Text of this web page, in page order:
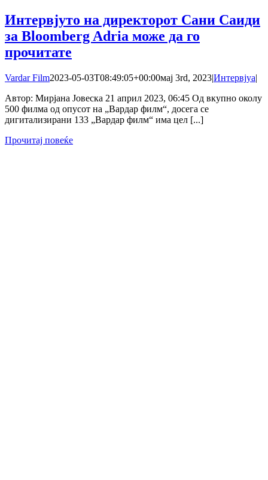
Интервјуто на директорот Сани Саиди
за Bloomberg Adria може да го
прочитате
Vardar Film2023-05-03T08:49:05+00:00мај 3rd, 2023|Интервјуа|
Автор: Мирјана Јовеска 21 април 2023, 06:45 Од вкупно околу
500 филма од опусот на „Вардар филм“, досега се
дигитализирани 133 „Вардар филм“ има цел [...]
Прочитај повеќе